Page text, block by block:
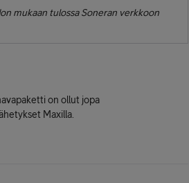
mukaan tulossa Soneran verkkoon
on ollut jopa
Maxilla.